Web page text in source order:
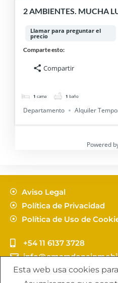
2 AMBIENTES. MUCHA
Llamar para preguntar el
precio
Comparte esto:
Compartir
1 cama 1 baño
Departamento Alquiler
Powered
Aviso Legal
Política de Privacidad
Política de Uso de
+54 11 6137 3728
Copyright C. Maradona
Esta web usa cookies